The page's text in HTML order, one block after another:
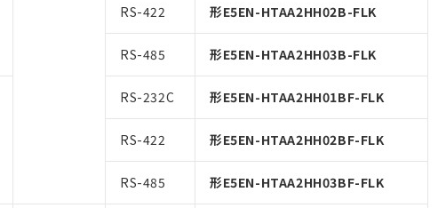
RS-422 形E5EN-HTAA2HH02B-FLK
RS-485 形E5EN-HTAA2HH03B-FLK
RS-232C 形E5EN-HTAA2HH01BF-FLK
RS-422 形E5EN-HTAA2HH02BF-FLK
RS-485 形E5EN-HTAA2HH03BF-FLK